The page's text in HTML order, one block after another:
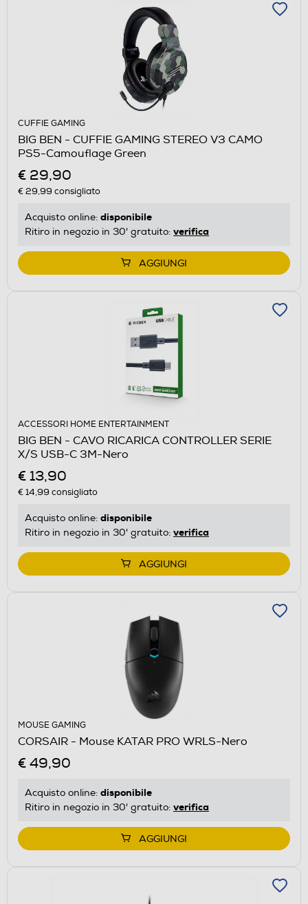
CUFFIE GAMING
BIG BEN - CUFFIE GAMING STEREO V3 CAMO
PS5-Camouflage Green
€ 29,90
€ 29,99 consigliato
Acquisto online: disponibile
Ritiro in negozio in 30' gratuito: verifica
AGGIUNGI
ACCESSORI HOME ENTERTAINMENT
BIG BEN - CAVO RICARICA CONTROLLER SERIE
X/S USB-C 3M-Nero
€ 13,90
€ 14,99 consigliato
Acquisto online: disponibile
Ritiro in negozio in 30' gratuito: verifica
AGGIUNGI
MOUSE GAMING
CORSAIR - Mouse KATAR PRO WRLS-Nero
€ 49,90
Acquisto online: disponibile
Ritiro in negozio in 30' gratuito: verifica
AGGIUNGI